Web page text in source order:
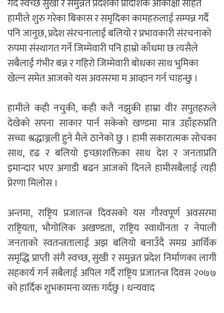
गर्दै स्वच्छ सुखी र समुन्नत प्रदेशको प्रादेशिक आकांक्षा सहित
हामीले शुरु गरेका बिकास र समृदिका कामहरुलाई सम्पन्न गर्दै
पनि जानुछ, प्रदेश संरचनालाई बलियो र प्रभावकारी संरचनाको
रुपमा संस्थागत गर्ने जिम्मेवारी पनि हाम्रो काँधमा छ त्यसैले
सबैलाई गंभीर बन्न र गहिरो जिम्मेवारी बोधका साथ भुमिका
खेल्न समेत आजको यस अवसरमा म आव्हान गर्न चाहन्छु ।
हामीले कही नचुकी, कही कतै नझुकी हाम्रा वीर सपुतहरुले
देखेको सपना साकार पार्न सकेको खण्डमा मात्र उहाँहरुप्रति
सच्चा श्रद्धाञ्जली हुने मैले ठानेको छु । हामी सकारात्मक सोचका
साथ, दृढ र बलियो इच्छाशक्तिका साथ देश र जनताप्रति
इमान्दार भएर अगाडी बढन आजको दिनले हामीसबैलाई त्यही
प्रेरणा मिलोस ।
अन्तमा, राष्ट्रिय प्रजातन्त्र दिवसको यस गौरवपूर्ण अवसरमा
राष्ट्रियता, भौगोलिक अखण्डता, राष्ट्रिय स्वाधीनता र नेपाली
जनताको स्वतन्त्रतालाई अझ बलियो बनाउँदै समग्र आर्थिक
समृद्धि प्राप्ती संगै स्वच्छ, सुखी र समुन्नत प्रदेश निर्माणका लागी
सहकार्य गर्न सबैलाई अपिल गर्दै राष्ट्रिय प्रजातन्त्र दिवस २०७७
को हार्दिक शुभकामना व्यक्त गर्दछु । धन्यवाद